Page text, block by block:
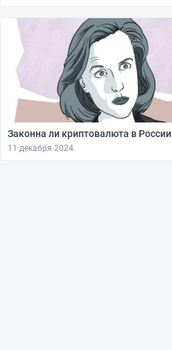
Законна ли криптовалюта в России
11 декабря 2024